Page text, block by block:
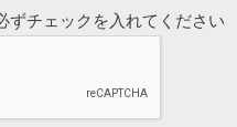
ずチェックを入れてください